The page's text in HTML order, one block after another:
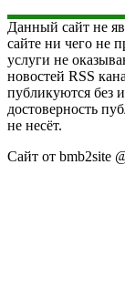
Данный сайт не
сайте ни чего не
услуги не
новостей RSS
публикуются без
достоверность
не несёт.
Сайт от bmb2site